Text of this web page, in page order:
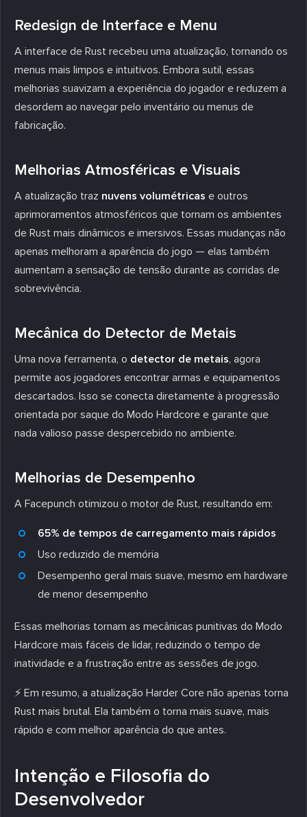
Redesign de Interface e Menu
A interface de Rust recebeu uma atualização, tornando os
menus mais limpos e intuitivos. Embora sutil, essas
melhorias suavizam a experiência do jogador e reduzem a
desordem ao navegar pelo inventário ou menus de
fabricação.
Melhorias Atmosféricas e Visuais
A atualização traz nuvens volumétricas e outros
aprimoramentos atmosféricos que tornam os ambientes
de Rust mais dinâmicos e imersivos. Essas mudanças não
apenas melhoram a aparência do jogo — elas também
aumentam a sensação de tensão durante as corridas de
sobrevivência.
Mecânica do Detector de Metais
Uma nova ferramenta, o detector de metais, agora
permite aos jogadores encontrar armas e equipamentos
descartados. Isso se conecta diretamente à progressão
orientada por saque do Modo Hardcore e garante que
nada valioso passe despercebido no ambiente.
Melhorias de Desempenho
A Facepunch otimizou o motor de Rust, resultando em:
65% de tempos de carregamento mais rápidos
Uso reduzido de memória
Desempenho geral mais suave, mesmo em hardware
de menor desempenho
Essas melhorias tornam as mecânicas punitivas do Modo
Hardcore mais fáceis de lidar, reduzindo o tempo de
inatividade e a frustração entre as sessões de jogo.
⚡ Em resumo, a atualização Harder Core não apenas torna
Rust mais brutal. Ela também o torna mais suave, mais
rápido e com melhor aparência do que antes.
Intenção e Filosofia do
Desenvolvedor